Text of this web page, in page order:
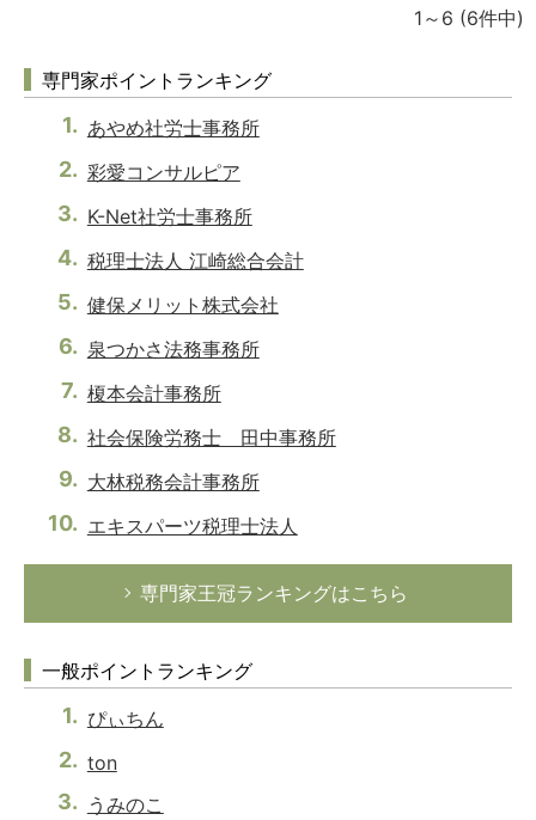
1～6 (6件中)
専門家ポイントランキング
あやめ社労士事務所
彩愛コンサルピア
K-Net社労士事務所
税理士法人 江崎総合会計
健保メリット株式会社
泉つかさ法務事務所
榎本会計事務所
社会保険労務士 田中事務所
大林税務会計事務所
エキスパーツ税理士法人
専門家王冠ランキングはこちら
一般ポイントランキング
ぴぃちん
ton
うみのこ